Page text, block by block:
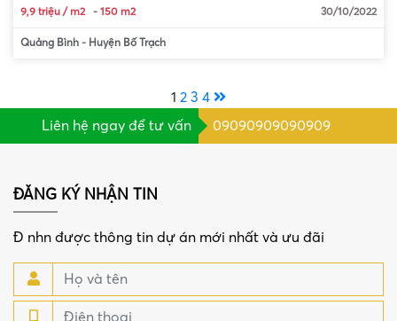
9,9 triệu / m2 - 150 m2 30/10/2022
Quảng Bình - Huyện Bố Trạch
1 2 3 4
Liên hệ ngay để tư vấn
09090909090909
ĐĂNG KÝ NHẬN TIN
Đ nhn được thông tin dự án mới nhất và ưu đãi